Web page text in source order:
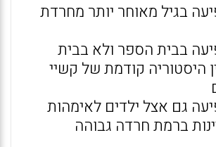
בגיל מאוחר יותר מחרדת
היסטוריה קודמת של קשיי
גם אצל ילדים לאימהות
ברמת חרדה גבוהה